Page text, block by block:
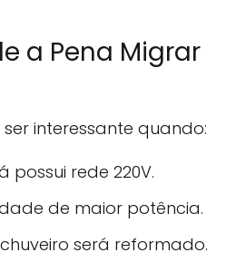
a Pena Migrar
interessante quando:
possui rede 220V.
de maior potência.
será reformado.